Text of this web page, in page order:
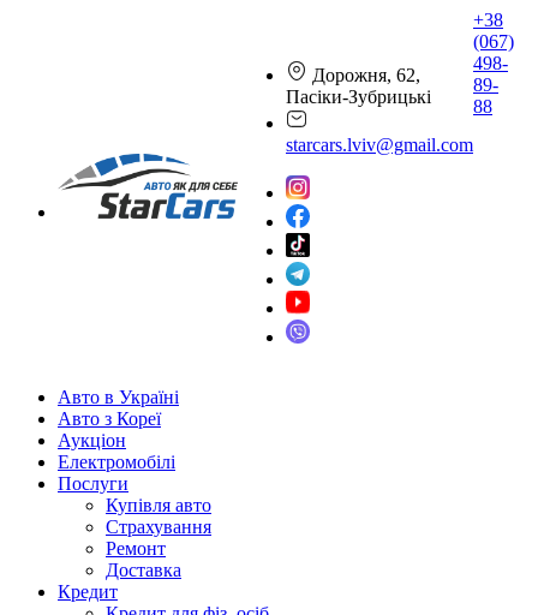
Дорожня, 62,
Пасіки-Зубрицькі
starcars.lviv@gmail.com
+38
(067)
498-
89-
88
Авто в Україні
Авто з Кореї
Аукціон
Електромобілі
Послуги
Купівля авто
Страхування
Ремонт
Доставка
Кредит